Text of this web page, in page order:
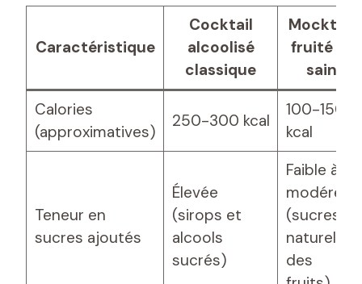
Caractéristique
Cocktail
alcoolisé
classique
Mocktail
fruité et
sain
Calories
(approximatives)
250-300 kcal
100-150
kcal
Teneur en
sucres ajoutés
Élevée
(sirops et
alcools
sucrés)
Faible à
modérée
(sucres
naturels
des